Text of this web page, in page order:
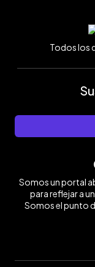
Todos los
Somos un portal
para reflejar a
Somos el punto